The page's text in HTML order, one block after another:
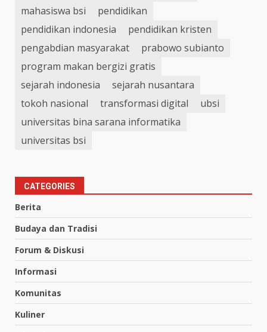
mahasiswa bsi
pendidikan
pendidikan indonesia
pendidikan kristen
pengabdian masyarakat
prabowo subianto
program makan bergizi gratis
sejarah indonesia
sejarah nusantara
tokoh nasional
transformasi digital
ubsi
universitas bina sarana informatika
universitas bsi
CATEGORIES
Berita
Budaya dan Tradisi
Forum & Diskusi
Informasi
Komunitas
Kuliner